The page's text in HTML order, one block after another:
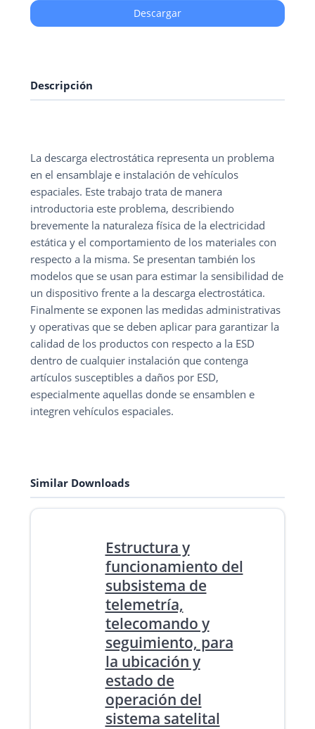
Descargar
Descripción
La descarga electrostática representa un problema
en el ensamblaje e instalación de vehículos
espaciales. Este trabajo trata de manera
introductoria este problema, describiendo
brevemente la naturaleza física de la electricidad
estática y el comportamiento de los materiales con
respecto a la misma. Se presentan también los
modelos que se usan para estimar la sensibilidad de
un dispositivo frente a la descarga electrostática.
Finalmente se exponen las medidas administrativas
y operativas que se deben aplicar para garantizar la
calidad de los productos con respecto a la ESD
dentro de cualquier instalación que contenga
artículos susceptibles a daños por ESD,
especialmente aquellas donde se ensamblen e
integren vehículos espaciales.
Similar Downloads
Estructura y
funcionamiento del
subsistema de
telemetría,
telecomando y
seguimiento, para
la ubicación y
estado de
operación del
sistema satelital